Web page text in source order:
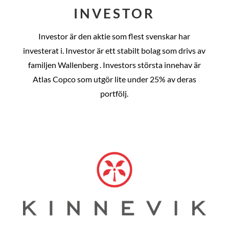
INVESTOR
Investor är den aktie som flest svenskar har
investerat i. Investor är ett stabilt bolag som drivs av
familjen Wallenberg . Investors största innehav är
Atlas Copco som utgör lite under 25% av deras
portfölj.